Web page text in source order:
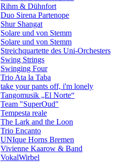
Rihm & Dühnfort
Duo Sirena Partenope
Shur Shangat
Solare und von Stemm
Solare und von Stemm
Streichquartette des Uni-Orchesters
Swing Strings
Swinging Four
Trio Ata la Taba
take your pants off, i'm lonely
Tangomusik „El Norte“
Team "SuperOud"
Tempesta reale
The Lark and the Loon
Trio Encanto
UNIque Horns Bremen
Vivienne Kaarow & Band
VokalWirbel